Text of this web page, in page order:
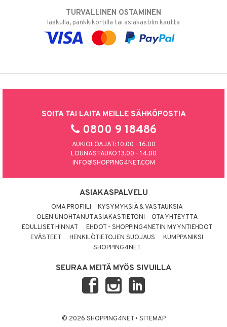
TURVALLINEN OSTAMINEN
laskulla, pankkikortilla tai asiakastilin kautta
SOITA TAI LAITA MEILLE SÄHKÖPOSTIA
0800 9 18486
AUKIOLOAJAT: 10.00 - 16.00
LOUNASTAUKO 13.00 - 14.00
INFO@SHOPPING4NET.COM
ASIAKASPALVELU
OMA PROFIILI
KYSYMYKSIÄ & VASTAUKSIA
OLEN UNOHTANUT ASIAKASTIETONI
OTA YHTEYTTÄ
EDULLISET HINNAT
EHDOT - SHOPPING4NETIN MYYNTIEHDOT
EVÄSTEET
HENKILÖTIETOJEN SUOJAUS
KUMPPANIKSI
SHOPPING4NET
SEURAA MEITÄ MYÖS SIVUILLA
© 2026 SHOPPING4NET • SITEMAP